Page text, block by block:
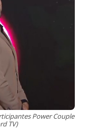
Power Couple
TV)